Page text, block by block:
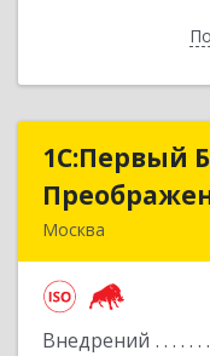
1С:Первый
Москва
Внедрений